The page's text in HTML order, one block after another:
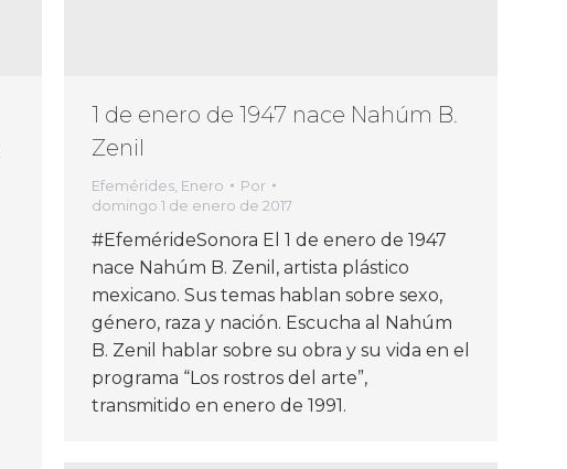
1 de enero de 1947 nace Nahúm B.
Zenil
Efemérides Enero
Por
domingo 1 de enero de 2017
#EfemérideSonora El 1 de enero de 1947
nace Nahúm B. Zenil, artista plástico
mexicano. Sus temas hablan sobre sexo,
género, raza y nación. Escucha al Nahúm
B. Zenil hablar sobre su obra y su vida en el
programa “Los rostros del arte”,
transmitido en enero de 1991.